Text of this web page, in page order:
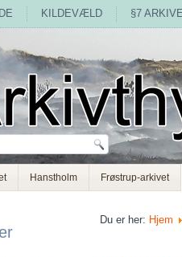
KILDEVÆLD §7
Hanstholm Frøstrup-arkivet
Du er her: Hjem